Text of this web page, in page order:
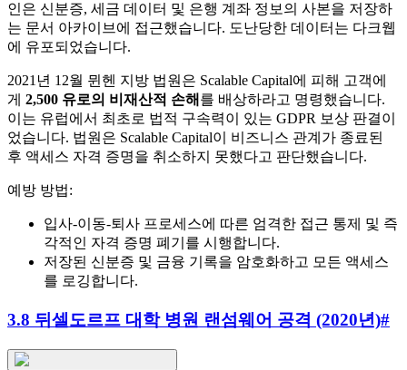
인은 신분증, 세금 데이터 및 은행 계좌 정보의 사본을 저장하
는 문서 아카이브에 접근했습니다. 도난당한 데이터는 다크웹
에 유포되었습니다.
2021년 12월 뮌헨 지방 법원은 Scalable Capital에 피해 고객에
게 2,500 유로의 비재산적 손해 를 배상하라고 명령했습니다.
이는 유럽에서 최초로 법적 구속력이 있는 GDPR 보상 판결이
었습니다. 법원은 Scalable Capital이 비즈니스 관계가 종료된
후 액세스 자격 증명을 취소하지 못했다고 판단했습니다.
예방 방법:
입사-이동-퇴사 프로세스에 따른 엄격한 접근 통제 및 즉
각적인 자격 증명 폐기를 시행합니다.
저장된 신분증 및 금융 기록을 암호화하고 모든 액세스
를 로깅합니다.
3.8 뒤셀도르프 대학 병원 랜섬웨어 공격 (2020년)#